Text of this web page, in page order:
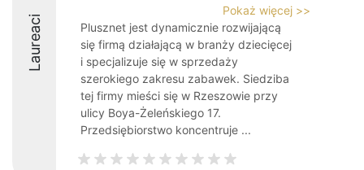
Laureaci
Pokaż więcej >>
Plusznet jest dynamicznie rozwijającą
się firmą działającą w branży dziecięcej
i specjalizuje się w sprzedaży
szerokiego zakresu zabawek. Siedziba
tej firmy mieści się w Rzeszowie przy
ulicy Boya-Żeleńskiego 17.
Przedsiębiorstwo koncentruje ...